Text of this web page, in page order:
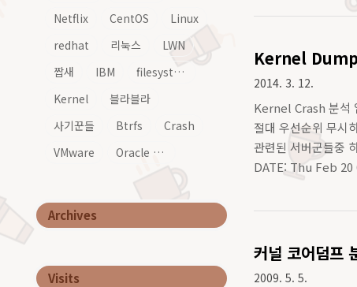
Netflix
CentOS
Linux
redhat
리눅스
LWN
짭새
IBM
filesystem
Kernel
블라블라
사기꾼들
Btrfs
Crash
VMware
Oracle Linux
Archives
Visits
Kernel
2014. 3. 12.
Kernel Crash 분석
절대 우선순위 무시
관련된 서버군들중
DATE: Thu Feb 20
커널 코어덤프
2009. 5. 5.